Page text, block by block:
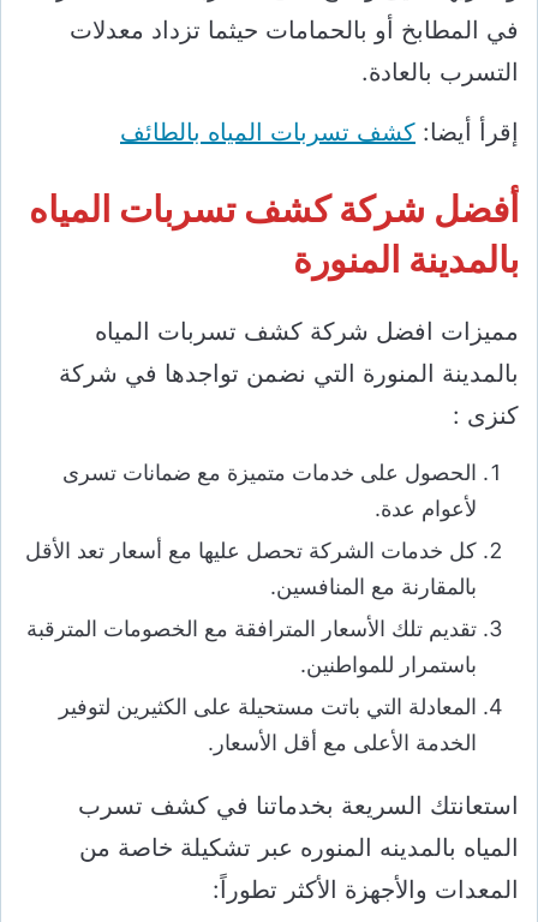
في المطابخ أو بالحمامات حيثما تزداد معدلات
التسرب بالعادة.
إقرأ أيضا: كشف تسربات المياه بالطائف
أفضل شركة كشف تسربات المياه
بالمدينة المنورة
مميزات افضل شركة كشف تسربات المياه
بالمدينة المنورة التي نضمن تواجدها في شركة
كنزى :
الحصول على خدمات متميزة مع ضمانات تسرى
لأعوام عدة.
كل خدمات الشركة تحصل عليها مع أسعار تعد الأقل
بالمقارنة مع المنافسين.
تقديم تلك الأسعار المترافقة مع الخصومات المترقبة
باستمرار للمواطنين.
المعادلة التي باتت مستحيلة على الكثيرين لتوفير
الخدمة الأعلى مع أقل الأسعار.
استعانتك السريعة بخدماتنا في كشف تسرب
المياه بالمدينه المنوره عبر تشكيلة خاصة من
المعدات والأجهزة الأكثر تطوراً: